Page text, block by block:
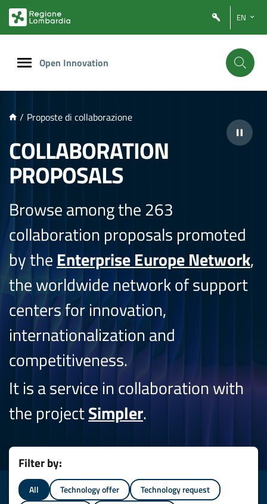
PRINCIPALE
EN
Open Innovation
/ Proposte di collaborazione
COLLABORATION
PROPOSALS
Browse among the 263
collaboration proposals promoted
by the Enterprise Europe Network,
the worldwide network of support
centers for innovation,
internationalization and
competitiveness.
It is a service in collaboration with
the projectSimpler.
Filter by:
All Technology offer
Technology request